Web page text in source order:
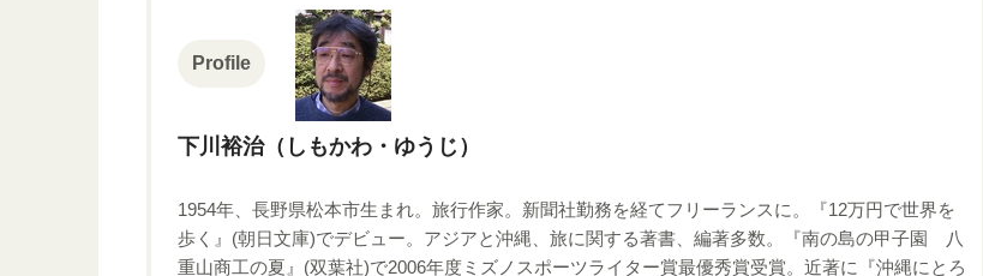
Profile
下川裕治（しもかわ・ゆうじ）
1954年、長野県松本市生まれ。旅行作家。新聞社勤務を経てフリーランスに。『12万円で世界を
歩く』(朝日文庫)でデビュー。アジアと沖縄、旅に関する著書、編著多数。『南の島の甲子園 八
重山商工の夏』(双葉社)で2006年度ミズノスポーツライター賞最優秀賞受賞。近著に『沖縄にとろ